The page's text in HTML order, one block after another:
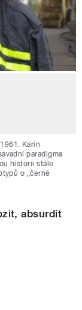
Karin
paradigma
historii stále
o „černé
absurdit